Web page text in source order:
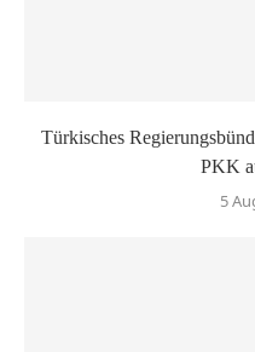
Türkisches
PKK
5